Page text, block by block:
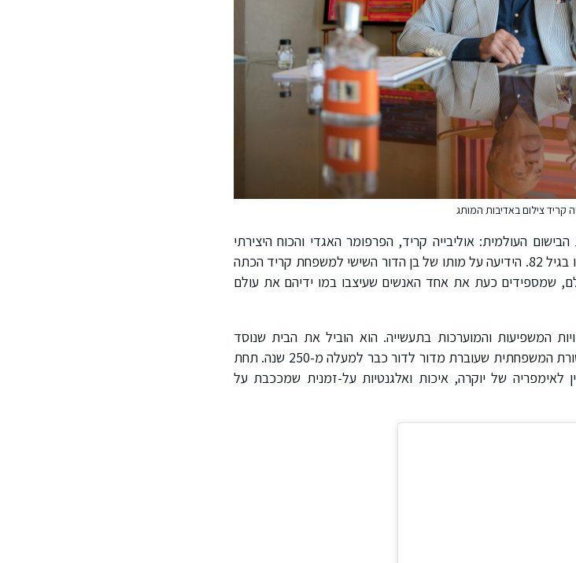
קריד צילום באדיבות המותג
העולמית: אוליבייה קריד, הפרפומר האגדי והכוח היצירתי
, הלך לעולמו בגיל 82. הידיעה על מותו של בן הדור השישי למשפחת קריד הכתה
שמספידים כעת את אחד האנשים שעיצבו במו ידיהם את עולם
המשפיעות והמוערכות בתעשייה. הוא הוביל את הבית שנוסד
באנגליה עוד בשנת 1760, ושמר בקנאות על המסורת המשפחתית שעוברת מדור לדור כבר למעלה מ-250 שנה. תחת
לאימפריה של יוקרה, איכות ואלגנטיות על-זמנית שמככבת על